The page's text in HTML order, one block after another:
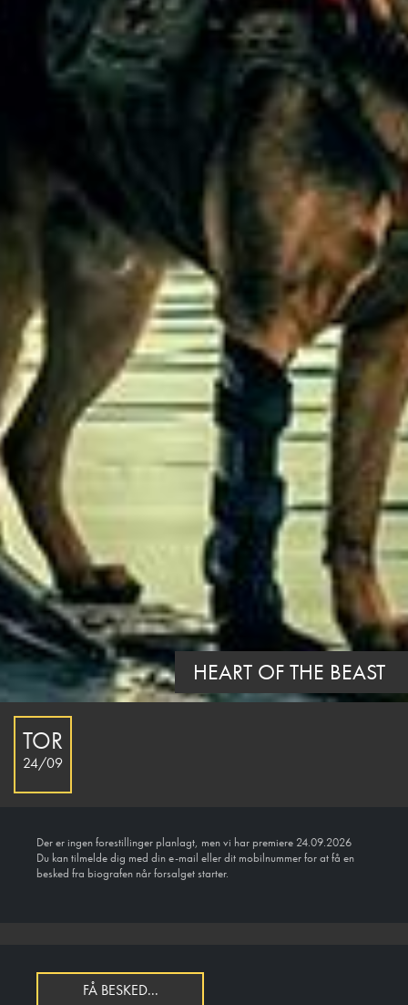
HEART OF THE BEAST
TOR
24/09
Der er ingen forestillinger planlagt, men vi har premiere 24.09.2026
Du kan tilmelde dig med din e-mail eller dit mobilnummer for at få en
besked fra biografen når forsalget starter.
FÅ BESKED...